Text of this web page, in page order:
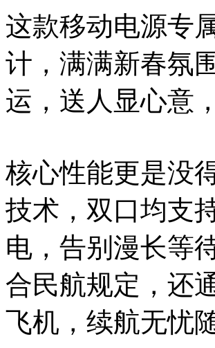
这款移动电源专
计，满满新春氛
运，送人显心意
核心性能更是没
技术，双口均支
电，告别漫长等
合民航规定，还
飞机，续航无忧